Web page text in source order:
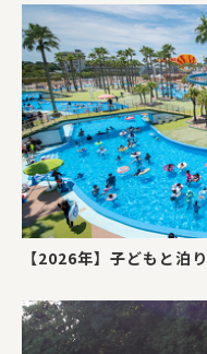
【2026年】子どもと泊